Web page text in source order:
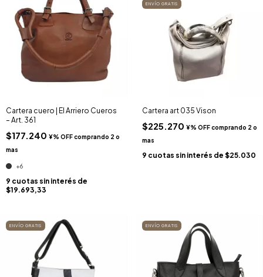
Cartera cuero | El Arriero Cueros
– Art. 361
$177.240
+6
9 cuotas sin interés de
$19.693,33
ENVÍO GRATIS
Cartera art 035 Vison
$225.270
9 cuotas sin interés de $25.030
ENVÍO GRATIS ENVÍO GRATIS